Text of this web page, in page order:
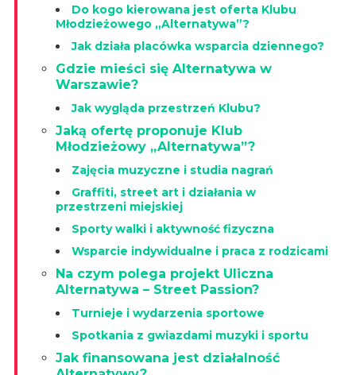
Do kogo kierowana jest oferta Klubu
Młodzieżowego „Alternatywa”?
Jak działa placówka wsparcia dziennego?
Gdzie mieści się Alternatywa w
Warszawie?
Jak wygląda przestrzeń Klubu?
Jaką ofertę proponuje Klub
Młodzieżowy „Alternatywa”?
Zajęcia muzyczne i studia nagrań
Graffiti, street art i działania w
przestrzeni miejskiej
Sporty walki i aktywność fizyczna
Wsparcie indywidualne i praca z rodzicami
Na czym polega projekt Uliczna
Alternatywa – Street Passion?
Turnieje i wydarzenia sportowe
Spotkania z gwiazdami muzyki i sportu
Jak finansowana jest działalność